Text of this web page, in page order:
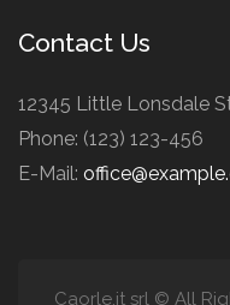
Contact Us
12345 Little Lonsdale
Phone: (123) 123-456
E-Mail:
Caorle.it srl © All